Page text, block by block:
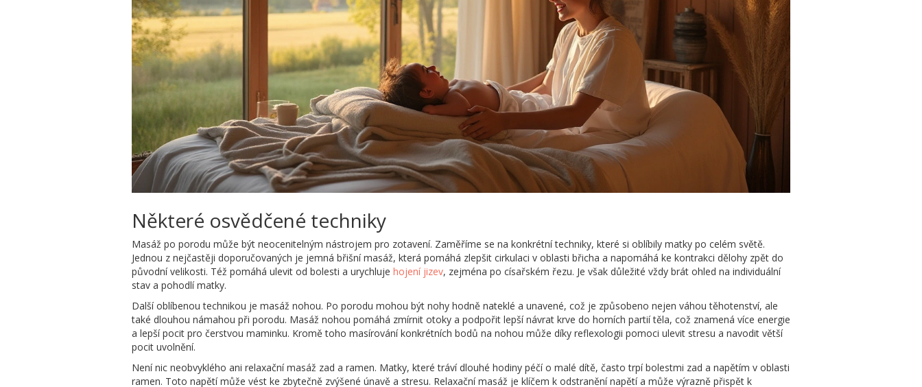
Některé osvědčené techniky
Masáž po porodu může být neocenitelným nástrojem pro zotavení. Zaměříme se na konkrétní techniky, které si oblíbily matky po celém světě.
Jednou z nejčastěji doporučovaných je jemná břišní masáž, která pomáhá zlepšit cirkulaci v oblasti břicha a napomáhá ke kontrakci dělohy zpět do
původní velikosti. Též pomáhá ulevit od bolesti a urychluje hojení jizev, zejména po císařském řezu. Je však důležité vždy brát ohled na individuální
stav a pohodlí matky.
Další oblíbenou technikou je masáž nohou. Po porodu mohou být nohy hodně nateklé a unavené, což je způsobeno nejen váhou těhotenství, ale
také dlouhou námahou při porodu. Masáž nohou pomáhá zmírnit otoky a podpořit lepší návrat krve do horních partií těla, což znamená více energie
a lepší pocit pro čerstvou maminku. Kromě toho masírování konkrétních bodů na nohou může díky reflexologii pomoci ulevit stresu a navodit větší
pocit uvolnění.
Není nic neobvyklého ani relaxační masáž zad a ramen. Matky, které tráví dlouhé hodiny péčí o malé dítě, často trpí bolestmi zad a napětím v oblasti
ramen. Toto napětí může vést ke zbytečně zvýšené únavě a stresu. Relaxační masáž je klíčem k odstranění napětí a může výrazně přispět k